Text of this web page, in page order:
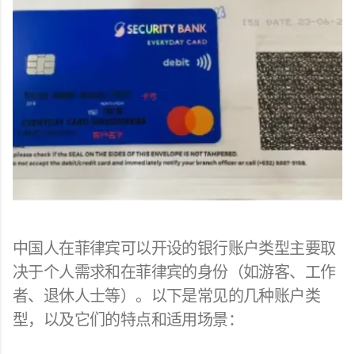
中国人在菲律宾可以开设的银行账户类型主要取
决于个人需求和在菲律宾的身份（如游客、工作
者、退休人士等）。以下是常见的几种账户类
型，以及它们的特点和适用场景：